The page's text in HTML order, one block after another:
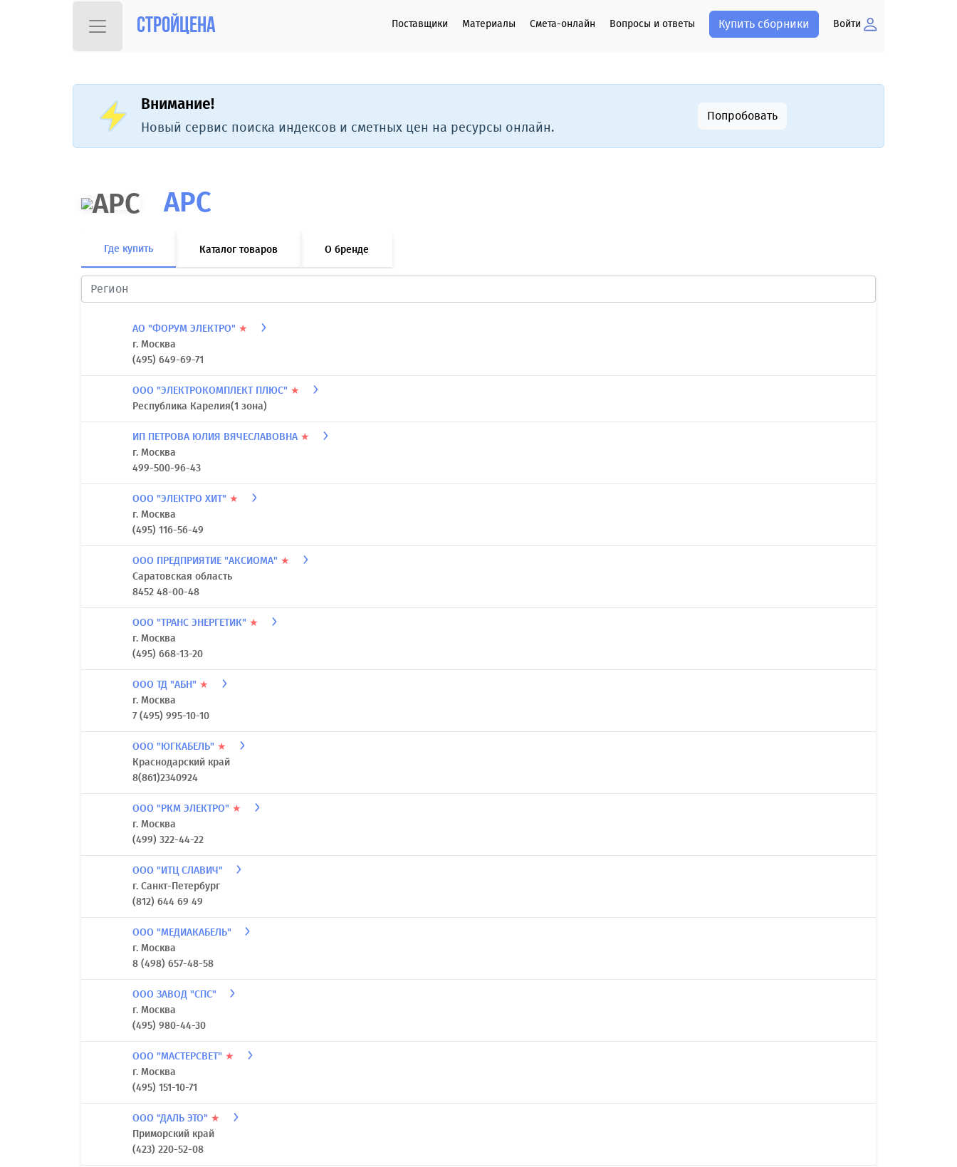
Стройцена Поставщики Материалы Смета-онлайн Вопросы и ответы Купить сборники Войти
Внимание!
Новый сервис поиска индексов и сметных цен на ресурсы онлайн.
Попробовать
APC
Где купить Каталог товаров О бренде
АО "ФОРУМ ЭЛЕКТРО" ★
г. Москва
(495) 649-69-71
ООО "ЭЛЕКТРОКОМПЛЕКТ ПЛЮС" ★
Республика Карелия(1 зона)
ИП ПЕТРОВА ЮЛИЯ ВЯЧЕСЛАВОВНА ★
г. Москва
499-500-96-43
ООО "ЭЛЕКТРО ХИТ" ★
г. Москва
(495) 116-56-49
ООО ПРЕДПРИЯТИЕ "АКСИОМА" ★
Саратовская область
8452 48-00-48
ООО "ТРАНС ЭНЕРГЕТИК" ★
г. Москва
(495) 668-13-20
ООО ТД "АБН" ★
г. Москва
7 (495) 995-10-10
ООО "ЮГКАБЕЛЬ" ★
Краснодарский край
8(861)2340924
ООО "РКМ ЭЛЕКТРО" ★
г. Москва
(499) 322-44-22
ООО "ИТЦ СЛАВИЧ"
г. Санкт-Петербург
(812) 644 69 49
ООО "МЕДИАКАБЕЛЬ"
г. Москва
8 (498) 657-48-58
ООО ЗАВОД "СПС"
г. Москва
(495) 980-44-30
ООО "МАСТЕРСВЕТ" ★
г. Москва
(495) 151-10-71
ООО "ДАЛЬ ЭТО" ★
Приморский край
(423) 220-52-08